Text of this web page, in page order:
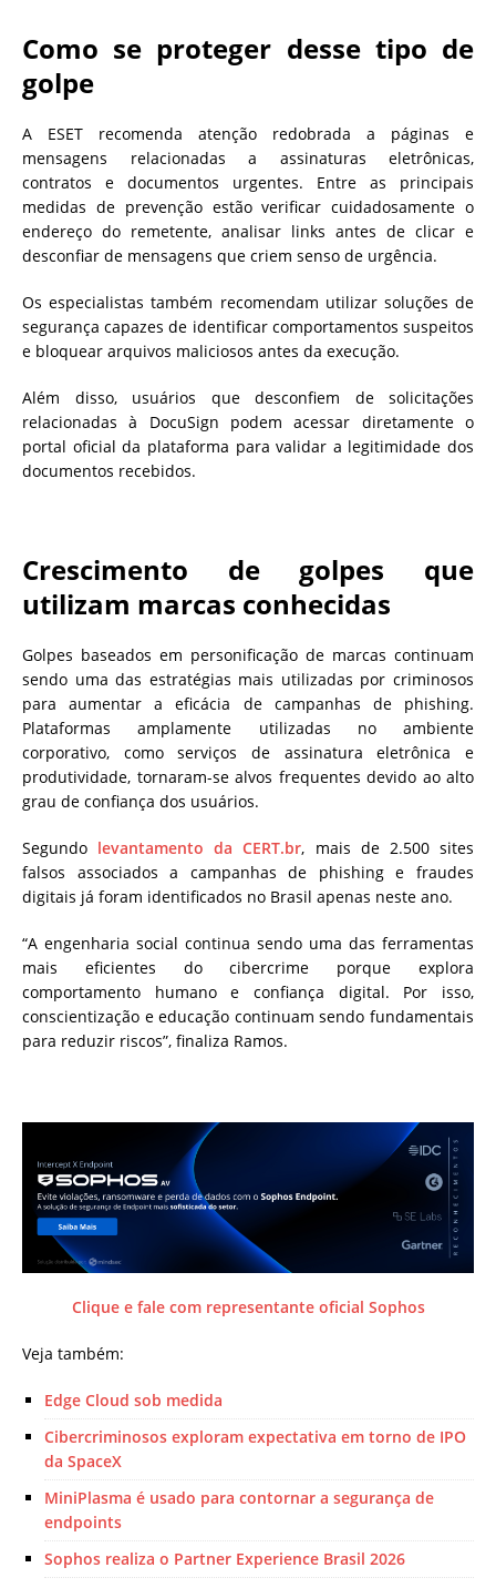
Como se proteger desse tipo de
golpe
A ESET recomenda atenção redobrada a páginas e
mensagens relacionadas a assinaturas eletrônicas,
contratos e documentos urgentes. Entre as principais
medidas de prevenção estão verificar cuidadosamente o
endereço do remetente, analisar links antes de clicar e
desconfiar de mensagens que criem senso de urgência.
Os especialistas também recomendam utilizar soluções de
segurança capazes de identificar comportamentos suspeitos
e bloquear arquivos maliciosos antes da execução.
Além disso, usuários que desconfiem de solicitações
relacionadas à DocuSign podem acessar diretamente o
portal oficial da plataforma para validar a legitimidade dos
documentos recebidos.
Crescimento de golpes que
utilizam marcas conhecidas
Golpes baseados em personificação de marcas continuam
sendo uma das estratégias mais utilizadas por criminosos
para aumentar a eficácia de campanhas de phishing.
Plataformas amplamente utilizadas no ambiente
corporativo, como serviços de assinatura eletrônica e
produtividade, tornaram-se alvos frequentes devido ao alto
grau de confiança dos usuários.
Segundo levantamento da CERT.br, mais de 2.500 sites
falsos associados a campanhas de phishing e fraudes
digitais já foram identificados no Brasil apenas neste ano.
“A engenharia social continua sendo uma das ferramentas
mais eficientes do cibercrime porque explora
comportamento humano e confiança digital. Por isso,
conscientização e educação continuam sendo fundamentais
para reduzir riscos”, finaliza Ramos.
Clique e fale com representante oficial Sophos
Veja também:
Edge Cloud sob medida
Cibercriminosos exploram expectativa em torno de IPO
da SpaceX
MiniPlasma é usado para contornar a segurança de
endpoints
Sophos realiza o Partner Experience Brasil 2026